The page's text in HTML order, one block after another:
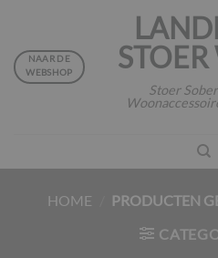
inhoud
Stoer
NAAR DE
WEBSHOP
HOME
PRODUCTEN